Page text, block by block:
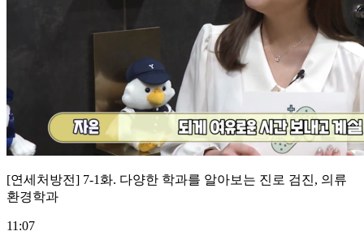
[연세처방전] 7-1화. 다양한 학과를 알아보는 진로 검진, 의류
환경학과
11:07